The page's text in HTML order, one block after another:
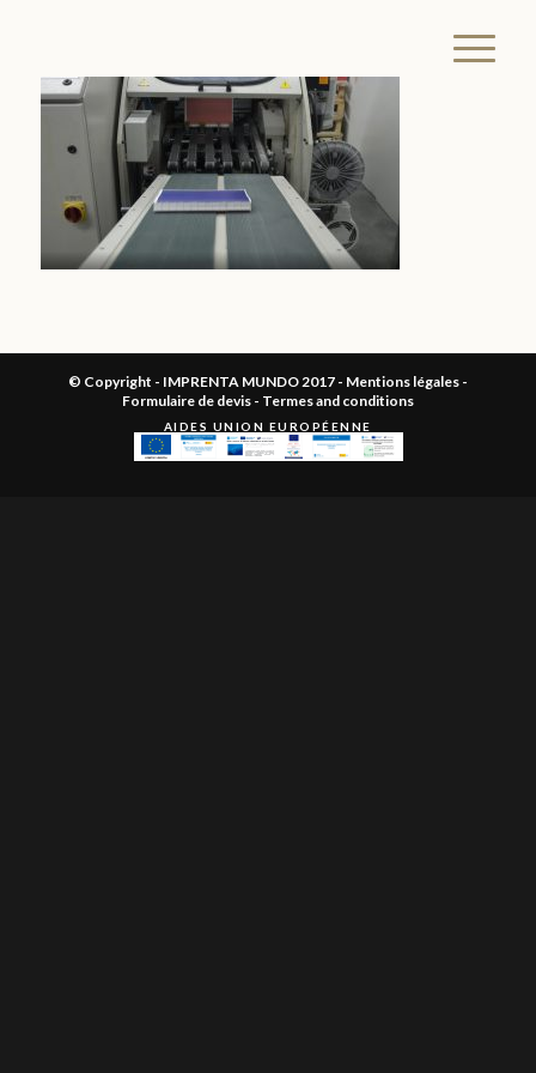
© Copyright - IMPRENTA MUNDO 2017 - Mentions légales -
Formulaire de devis - Termes and conditions
AIDES UNION EUROPÉENNE